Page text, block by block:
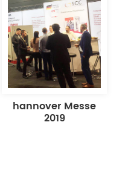
hannover Messe
2019